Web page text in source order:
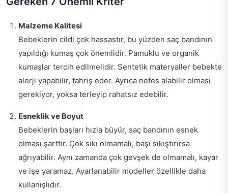
Malzeme Kalitesi
Bebeklerin cildi çok hassastır, bu yüzden saç bandının
yapıldığı kumaş çok önemlidir. Pamuklu ve organik
kumaşlar tercih edilmelidir. Sentetik materyaller bebekte
alerji yapabilir, tahriş eder. Ayrıca nefes alabilir olması
gerekiyor, yoksa terleyip rahatsız edebilir.
Esneklik ve Boyut
Bebeklerin başları hızla büyür, saç bandının esnek
olması şarttır. Çok sıkı olmamalı, başı sıkıştırırsa
ağrıyabilir. Aynı zamanda çok gevşek de olmamalı, kayar
ve işe yaramaz. Ayarlanabilir modeller özellikle daha
kullanışlıdır.